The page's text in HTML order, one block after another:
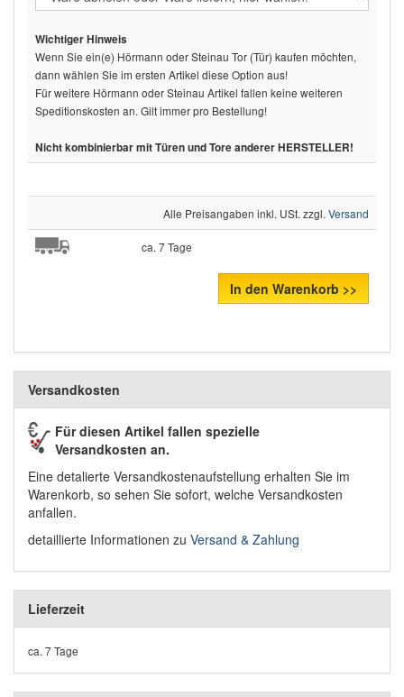
Wichtiger Hinweis
Wenn Sie ein(e) Hörmann oder Steinau Tor (Tür) kaufen möchten,
dann wählen Sie im ersten Artikel diese Option aus!
Für weitere Hörmann oder Steinau Artikel fallen keine weiteren
Speditionskosten an. Gilt immer pro Bestellung!
Nicht kombinierbar mit Türen und Tore anderer HERSTELLER!
Alle Preisangaben inkl. USt. zzgl. Versand
ca. 7 Tage
In den Warenkorb >>
Versandkosten
Für diesen Artikel fallen spezielle
Versandkosten an.
Eine detalierte Versandkostenaufstellung erhalten Sie im
Warenkorb, so sehen Sie sofort, welche Versandkosten
anfallen.
detaillierte Informationen zu Versand & Zahlung
Lieferzeit
ca. 7 Tage